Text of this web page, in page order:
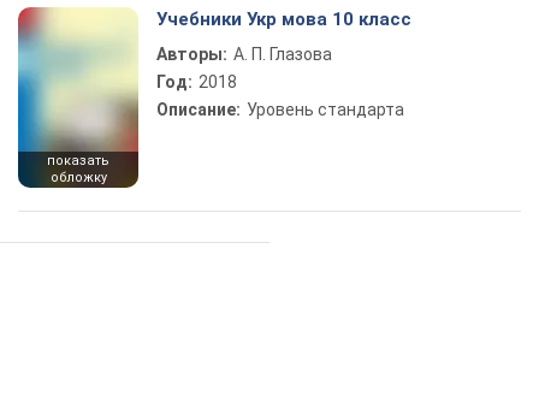
показать
обложку
Учебники Укр мова 10 класс
Авторы: А. П. Глазова
Год: 2018
Описание: Уровень стандарта